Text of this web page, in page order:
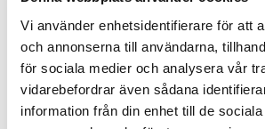
Vi använder enhetsidentifierare för att
och annonserna till användarna,
för sociala medier och analysera vår
vidarebefordrar även sådana
information från din enhet till de
respektive tillväxtmarknaderna.
Hur gör du valet mellan aktivt och
fonder?
//Johanna